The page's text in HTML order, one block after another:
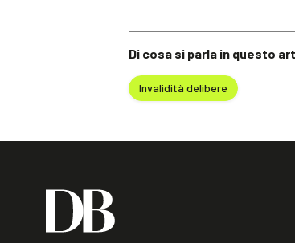
Di cosa si parla in questo
Invalidità delibere